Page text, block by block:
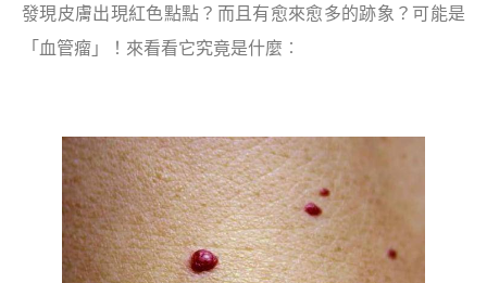
發現皮膚出現紅色點點？而且有愈來愈多的跡象？可能是
「血管瘤」！來看看它究竟是什麼︰